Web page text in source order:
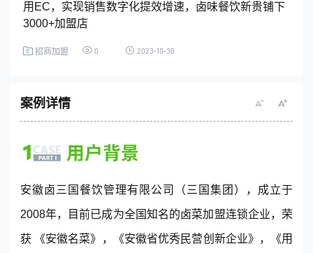
全国统一客服热线
4001-365-665
© 2013-2023 www.digrow.com All Rights Reserved
用EC，实现销售数字化提效增速，卤味餐饮新贵铺下
3000+加盟店
招商加盟 0 2023-10-30
案例详情
安徽卤三国餐饮管理有限公司（三国集团），成立于
2008年，目前已成为全国知名的卤菜加盟连锁企业，荣
获 《安徽名菜》，《安徽省优秀民营创新企业》，《用